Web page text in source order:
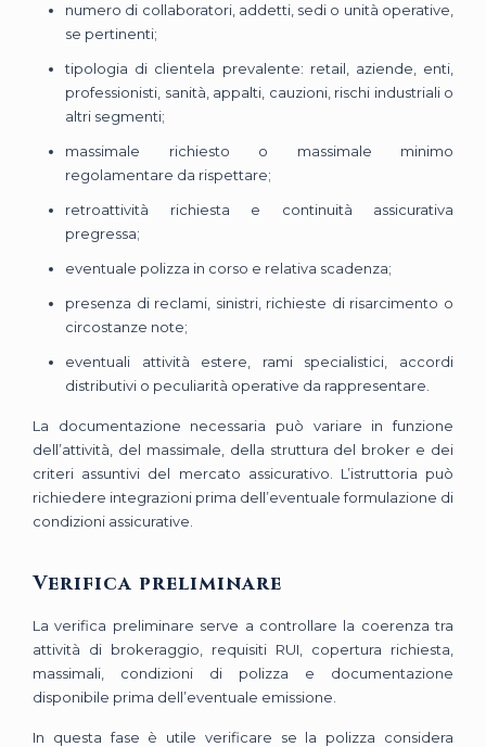
numero di collaboratori, addetti, sedi o unità operative,
se pertinenti;
tipologia di clientela prevalente: retail, aziende, enti,
professionisti, sanità, appalti, cauzioni, rischi industriali o
altri segmenti;
massimale richiesto o massimale minimo
regolamentare da rispettare;
retroattività richiesta e continuità assicurativa
pregressa;
eventuale polizza in corso e relativa scadenza;
presenza di reclami, sinistri, richieste di risarcimento o
circostanze note;
eventuali attività estere, rami specialistici, accordi
distributivi o peculiarità operative da rappresentare.
La documentazione necessaria può variare in funzione
dell’attività, del massimale, della struttura del broker e dei
criteri assuntivi del mercato assicurativo. L’istruttoria può
richiedere integrazioni prima dell’eventuale formulazione di
condizioni assicurative.
Verifica preliminare
La verifica preliminare serve a controllare la coerenza tra
attività di brokeraggio, requisiti RUI, copertura richiesta,
massimali, condizioni di polizza e documentazione
disponibile prima dell’eventuale emissione.
In questa fase è utile verificare se la polizza considera